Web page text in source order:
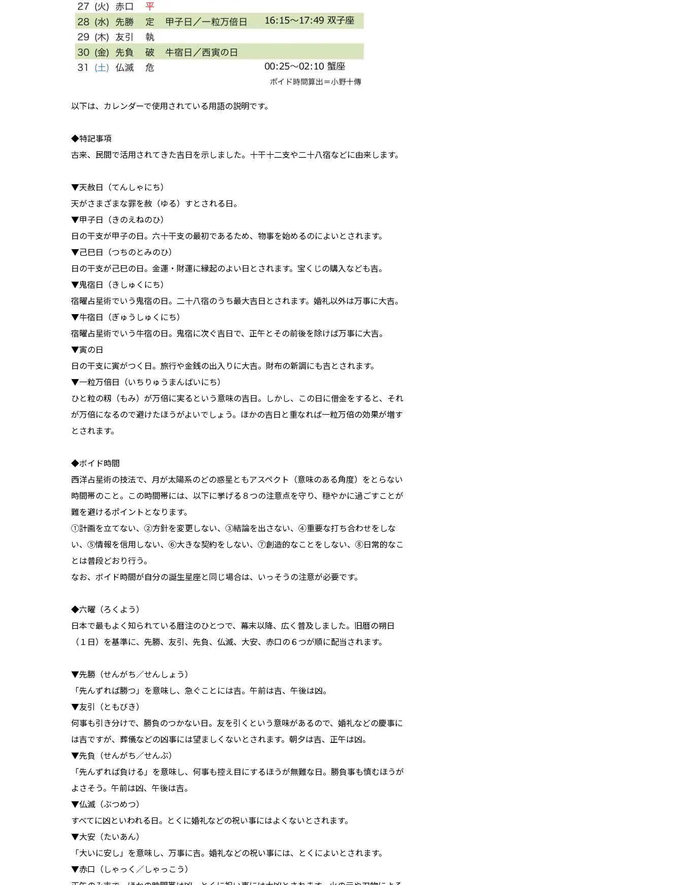
以下は、カレンダーで使用されている用語の説明です。
◆特記事項
古来、民間で活用されてきた吉日を示しました。十干十二支や二十八宿などに由来します。
▼天赦日（てんしゃにち）
天がさまざまな罪を赦（ゆる）すとされる日。
▼甲子日（きのえねのひ）
日の干支が甲子の日。六十干支の最初であるため、物事を始めるのによいとされます。
▼己巳日（つちのとみのひ）
日の干支が己巳の日。金運・財運に縁起のよい日とされます。宝くじの購入なども吉。
▼鬼宿日（きしゅくにち）
宿曜占星術でいう鬼宿の日。二十八宿のうち最大吉日とされます。婚礼以外は万事に大吉。
▼牛宿日（ぎゅうしゅくにち）
宿曜占星術でいう牛宿の日。鬼宿に次ぐ吉日で、正午とその前後を除けば万事に大吉。
▼寅の日
日の干支に寅がつく日。旅行や金銭の出入りに大吉。財布の新調にも吉とされます。
▼一粒万倍日（いちりゅうまんばいにち）
ひと粒の籾（もみ）が万倍に実るという意味の吉日。しかし、この日に借金をすると、それ
が万倍になるので避けたほうがよいでしょう。ほかの吉日と重なれば一粒万倍の効果が増す
とされます。
◆ボイド時間
西洋占星術の技法で、月が太陽系のどの惑星ともアスペクト（意味のある角度）をとらない
時間帯のこと。この時間帯には、以下に挙げる８つの注意点を守り、穏やかに過ごすことが
難を避けるポイントとなります。
①計画を立てない、②方針を変更しない、③結論を出さない、④重要な打ち合わせをしな
い、⑤情報を信用しない、⑥大きな契約をしない、⑦創造的なことをしない、⑧日常的なこ
とは普段どおり行う。
なお、ボイド時間が自分の誕生星座と同じ場合は、いっそうの注意が必要です。
◆六曜（ろくよう）
日本で最もよく知られている暦注のひとつで、幕末以降、広く普及しました。旧暦の朔日
（１日）を基準に、先勝、友引、先負、仏滅、大安、赤口の６つが順に配当されます。
▼先勝（せんがち／せんしょう）
「先んずれば勝つ」を意味し、急ぐことには吉。午前は吉、午後は凶。
▼友引（ともびき）
何事も引き分けで、勝負のつかない日。友を引くという意味があるので、婚礼などの慶事に
は吉ですが、葬儀などの凶事には望ましくないとされます。朝夕は吉、正午は凶。
▼先負（せんがち／せんぶ）
「先んずれば負ける」を意味し、何事も控え目にするほうが無難な日。勝負事も慎むほうが
よさそう。午前は凶、午後は吉。
▼仏滅（ぶつめつ）
すべてに凶といわれる日。とくに婚礼などの祝い事にはよくないとされます。
▼大安（たいあん）
「大いに安し」を意味し、万事に吉。婚礼などの祝い事には、とくによいとされます。
▼赤口（しゃっく／しゃっこう）